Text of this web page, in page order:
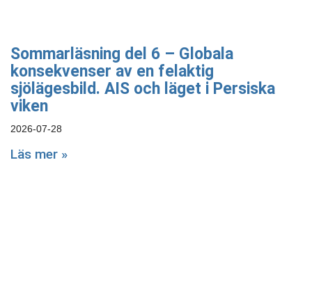
Sommarläsning del 6 – Globala
konsekvenser av en felaktig
sjölägesbild. AIS och läget i Persiska
viken
2026-07-28
Läs mer »